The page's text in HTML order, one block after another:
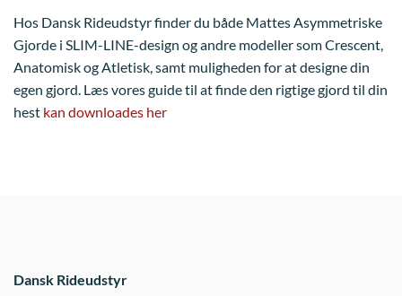
Hos Dansk Rideudstyr finder du både Mattes Asymmetriske
Gjorde i SLIM-LINE-design og andre modeller som Crescent,
Anatomisk og Atletisk, samt muligheden for at designe din
egen gjord. Læs vores guide til at finde den rigtige gjord til din
hest kan downloades her
Dansk Rideudstyr